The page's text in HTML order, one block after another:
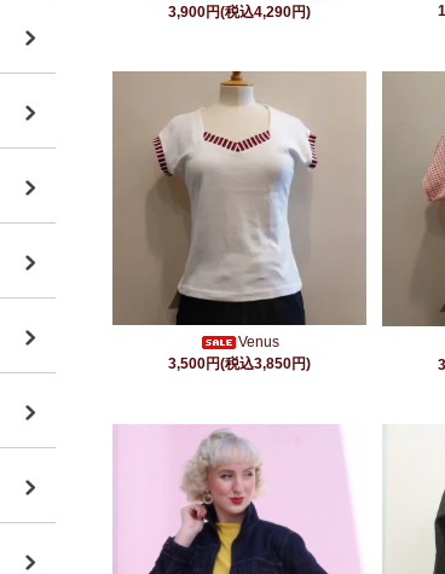
3,900円(税込4,290円)
Venus
3,500円(税込3,850円)